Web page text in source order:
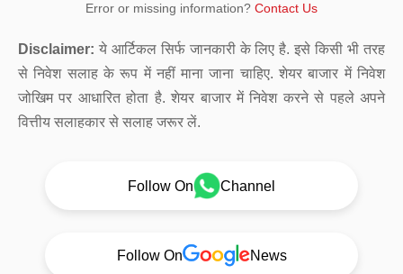
Error or missing information? Contact Us
Disclaimer: ये आर्टिकल सिर्फ जानकारी के लिए है. इसे किसी भी तरह
से निवेश सलाह के रूप में नहीं माना जाना चाहिए. शेयर बाजार में निवेश
जोखिम पर आधारित होता है. शेयर बाजार में निवेश करने से पहले अपने
वित्तीय सलाहकार से सलाह जरूर लें.
Follow On Channel
Follow On News